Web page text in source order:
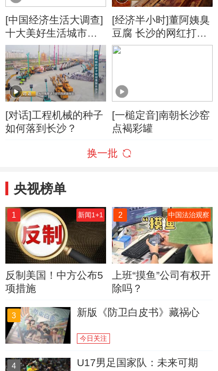
[中国经济生活大调查]
十大美好生活城市
——长沙
[经济半小时]董阿姨臭
豆腐 长沙的网红打卡
点
[对话]工程机械的种子
如何落到长沙？
[一槌定音]南朝长沙窑
点褐彩罐
换一批
央视榜单
1 新闻1+1
反制美国！中方公布5
项措施
2 中国法治观察
上班“摸鱼”公司有权开
除吗？
3 新版《防卫白皮书》藏祸心
今日关注
4 U17男足国家队：未来可期